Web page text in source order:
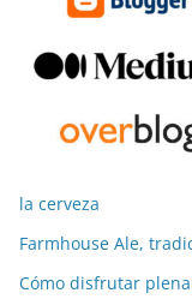
la cerveza
Farmhouse Ale,
Cómo disfrutar